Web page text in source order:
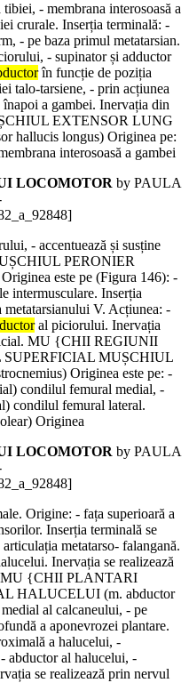
- membrana interosoasă a
crurale. Inserția terminală: -
- pe baza primul metatarsian.
- supinator și adductor
în funcție de poziția
talo-tarsiene, - prin acțiunea
înapoi a gambei. Inervația din
EXTENSOR LUNG
hallucis longus) Originea pe:
interosoasă a gambei
LOCOMOTOR by PAULA
- accentuează și susține
PERONIER
este pe (Figura 146): -
intermusculare. Inserția
metatarsianului V. Acțiunea: -
al piciorului. Inervația
MU {CHII REGIUNII
MUȘCHIUL
Originea este pe: -
condilul femural medial, -
condilul femural lateral.
Originea
LOCOMOTOR by PAULA
Origine: - fața superioară a
Inserția terminală se
metatarso- falangană.
Inervația se realizează
MU {CHII PLANTARI
HALUCELUI (m. abductor
al calcaneului, - pe
a aponevrozei plantare.
a halucelui, -
abductor al halucelui, -
se realizează prin nervul